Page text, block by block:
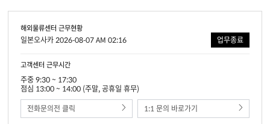
해외물류센터 근무현황
일본오사카 2026-08-07 AM 02:16 업무종료
고객센터 근무시간
주중 9:30 ~ 17:30
점심 13:00 ~ 14:00 (주말, 공휴일 휴무)
전화문의전 클릭
1:1 문의 바로가기